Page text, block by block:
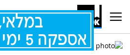
Skip
Content
לדלג